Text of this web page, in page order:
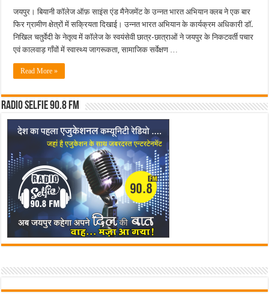
कॉलेज
ऑफ़
साइंस
एंड
मैनेजमेंट
के
बनाया
स्वस्थ
जागरूक
जयपुर। बियानी कॉलेज ऑफ़ साइंस एंड मैनेजमेंट के उन्नत भारत अभियान क्लब ने एक बार
फिर ग्रामीण क्षेत्रों में सक्रियता दिखाई। उन्नत भारत अभियान के कार्यक्रम अधिकारी डॉ.
निखिल चतुर्वेदी के नेतृत्व में कॉलेज के स्वयंसेवी छात्र-छात्राओं ने जयपुर के निकटवर्ती पचार
एवं कालवाड़ गाँवों में स्वास्थ्य जागरूकता, सामाजिक सर्वेक्षण …
Read More »
Radio Selfie 90.8 FM